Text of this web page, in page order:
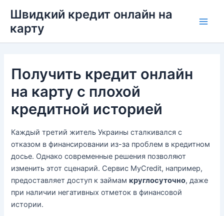
вмісту
Швидкий кредит онлайн на
карту
Получить кредит онлайн
на карту с плохой
кредитной историей
Каждый третий житель Украины сталкивался с
отказом в финансировании из-за проблем в кредитном
досье. Однако современные решения позволяют
изменить этот сценарий. Сервис MyCredit, например,
предоставляет доступ к займамкруглосуточно, даже
при наличии негативных отметок в финансовой
истории.